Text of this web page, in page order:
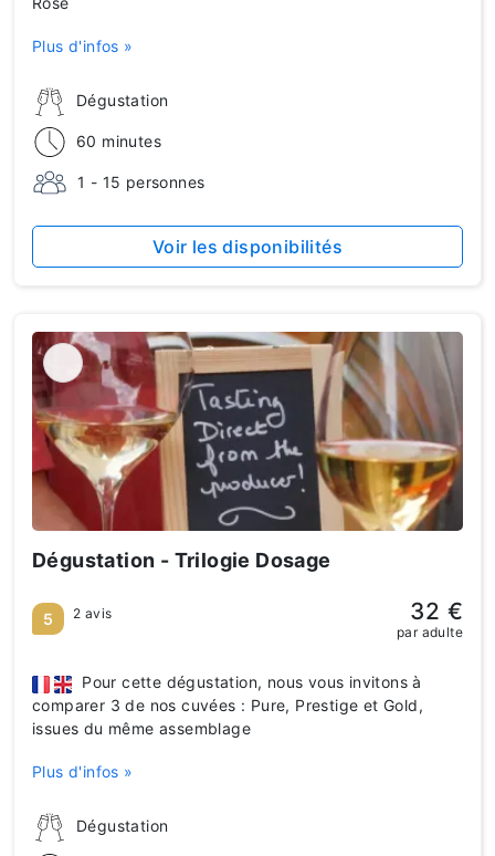
Dégustation
60 minutes
1 - 15 personnes
Plus d'infos »
Voir les disponibilités
Dégustation - Trilogie Dosage
Dégustation
Pour cette dégustation, nous vous invitons à
comparer 3 de nos cuvées : Pure, Prestige et Gold,
issues du même assemblage
Plus d'infos »
5 2 avis 32 €
par adulte